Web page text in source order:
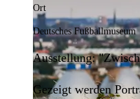
Ort
Deutsches Fußballmuseum
Ausstellung:
Gezeigt werden